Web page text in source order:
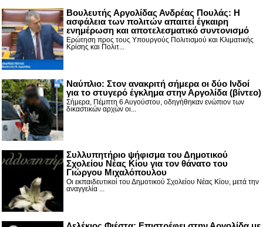
Βουλευτής Αργολίδας Ανδρέας Πουλάς: Η
ασφάλεια των πολιτών απαιτεί έγκαιρη
ενημέρωση και αποτελεσματικό συντονισμό
Ερώτηση προς τους Υπουργούς Πολιτισμού και Κλιματικής
Κρίσης και Πολιτ...
Nαύπλιο: Στον ανακριτή σήμερα οι δύο Ινδοί
για το στυγερό έγκλημα στην Αργολίδα (βίντεο)
Σήμερα, Πέμπτη 6 Αυγούστου, οδηγήθηκαν ενώπιον των
δικαστικών αρχών οι...
Συλλυπητήριο ψήφισμα του Δημοτικού
Σχολείου Νέας Κίου για τον θάνατο του
Γιώργου Μιχαλόπουλου
Οι εκπαιδευτικοί του Δημοτικού Σχολείου Νέας Κίου, μετά την
αναγγελία ...